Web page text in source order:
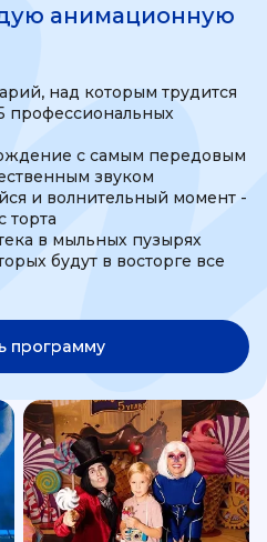
анимационную
над которым трудится
профессиональных
с самым передовым
звуком
и волнительный момент -
торта
в мыльных пузырях
будут в восторге все
программу